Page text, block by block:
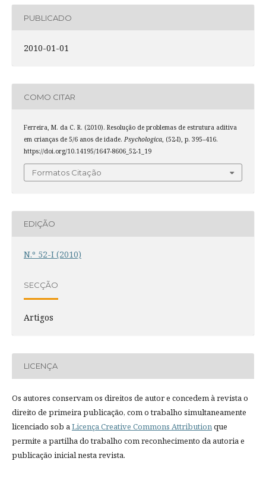
PUBLICADO
2010-01-01
COMO CITAR
Ferreira, M. da C. R. (2010). Resolução de problemas de estrutura aditiva
em crianças de 5/6 anos de idade. Psychologica, (52-I), p. 395–416.
https://doi.org/10.14195/1647-8606_52-1_19
Formatos Citação
EDIÇÃO
N.º 52-I (2010)
SECÇÃO
Artigos
LICENÇA
Os autores conservam os direitos de autor e concedem à revista o
direito de primeira publicação, com o trabalho simultaneamente
licenciado sob aLicença Creative Commons Attributionque
permite a partilha do trabalho com reconhecimento da autoria e
publicação inicial nesta revista.